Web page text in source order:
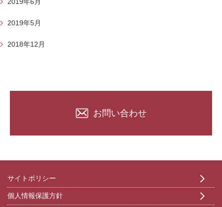
2019年5月
2018年12月
お問い合わせ
サイトポリシー
個人情報保護方針